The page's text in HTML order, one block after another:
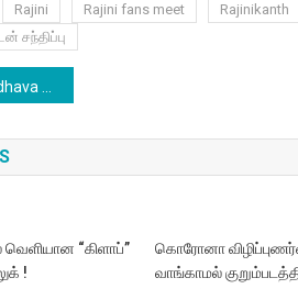
Rajini Rajini fans meet Rajinikanth
சந்திப்பு
Video Song
வெளியான “கிளாப்”
!
கொரோனா
வாங்காமல்